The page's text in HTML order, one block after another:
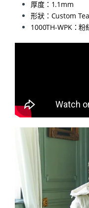
厚度：1.1mm
形狀：Custom
1000TH-WPK：